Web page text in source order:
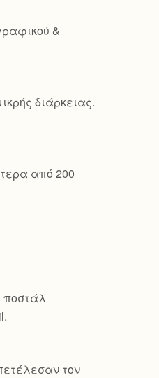
&
διάρκειας.
από 200
ποστάλ
τον